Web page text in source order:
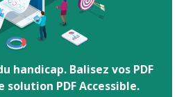
handicap. Balisez vos PDF
solution PDF Accessible.